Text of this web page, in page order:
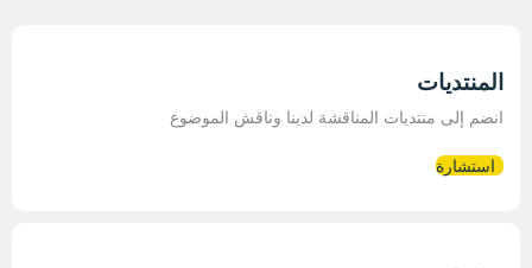
المنتديات
انضم إلى منتديات المناقشة لدينا وناقش الموضوع
استشارة